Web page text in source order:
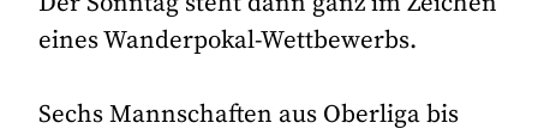
eines Wanderpokal-Wettbewerbs.
Sechs Mannschaften aus Oberliga bis